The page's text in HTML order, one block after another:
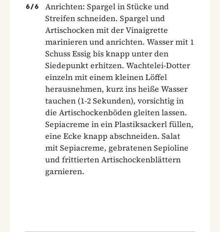
6/6
Anrichten: Spargel in Stücke und
Streifen schneiden. Spargel und
Artischocken mit der Vinaigrette
marinieren und anrichten. Wasser mit 1
Schuss Essig bis knapp unter den
Siedepunkt erhitzen. Wachtelei-Dotter
einzeln mit einem kleinen Löffel
herausnehmen, kurz ins heiße Wasser
tauchen (1-2 Sekunden), vorsichtig in
die Artischockenböden gleiten lassen.
Sepiacreme in ein Plastiksackerl füllen,
eine Ecke knapp abschneiden. Salat
mit Sepiacreme, gebratenen Sepioline
und frittierten Artischockenblättern
garnieren.